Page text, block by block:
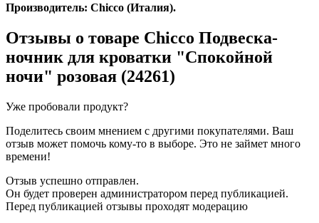
Производитель: Chicco (Италия).
Отзывы о товаре Chicco Подвеска-
ночник для кроватки "Спокойной
ночи" розовая (24261)
Уже пробовали продукт?
Поделитесь своим мнением с другими покупателями. Ваш
отзыв может помочь кому-то в выборе. Это не займет много
времени!
Отзыв успешно отправлен.
Он будет проверен администратором перед публикацией.
Перед публикацией отзывы проходят модерацию